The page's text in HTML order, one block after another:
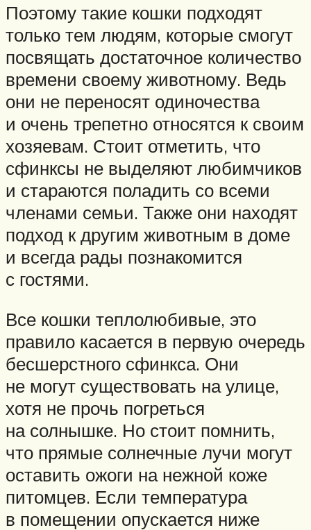
Поэтому такие кошки подходят
только тем людям, которые смогут
посвящать достаточное количество
времени своему животному. Ведь
они не переносят одиночества
и очень трепетно относятся к своим
хозяевам. Стоит отметить, что
сфинксы не выделяют любимчиков
и стараются поладить со всеми
членами семьи. Также они находят
подход к другим животным в доме
и всегда рады познакомится
с гостями.
Все кошки теплолюбивые, это
правило касается в первую очередь
бесшерстного сфинкса. Они
не могут существовать на улице,
хотя не прочь погреться
на солнышке. Но стоит помнить,
что прямые солнечные лучи могут
оставить ожоги на нежной коже
питомцев. Если температура
в помещении опускается ниже